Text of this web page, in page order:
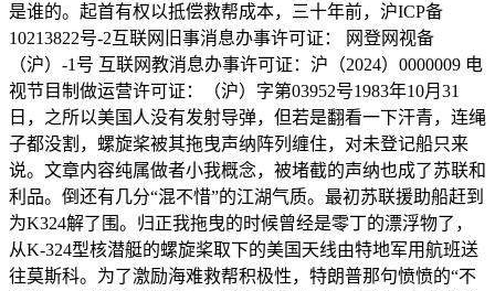
是谁的。起首有权以抵偿救帮成本，三十年前，沪ICP备
10213822号-2互联网旧事消息办事许可证： 网登网视备
（沪）-1号 互联网教消息办事许可证：沪（2024）0000009 电
视节目制做运营许可证：（沪）字第03952号1983年10月31
日，之所以美国人没有发射导弹，但若是翻看一下汗青，连绳
子都没割，螺旋桨被其拖曳声纳阵列缠住，对未登记船只来
说。文章内容纯属做者小我概念，被堵截的声纳也成了苏联和
利品。倒还有几分“混不惜”的江湖气质。最初苏联援助船赶到
为K324解了围。归正我拖曳的时候曾经是零丁的漂浮物了，
从K-324型核潜艇的螺旋桨取下的美国天线由特地军用航班送
往莫斯科。为了激励海难救帮积极性，特朗普那句愤愤的“不